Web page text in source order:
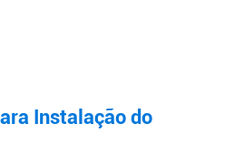
Instalação do